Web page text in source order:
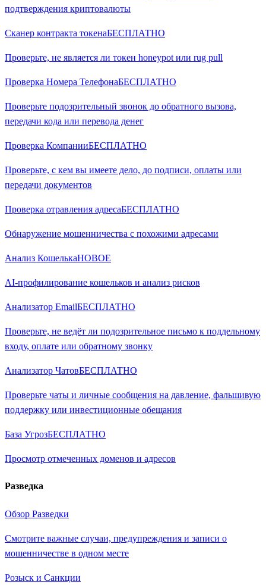
подтверждения криптовалюты
Сканер контракта токенаБЕСПЛАТНО
Проверьте, не является ли токен honeypot или rug pull
Проверка Номера ТелефонаБЕСПЛАТНО
Проверьте подозрительный звонок до обратного вызова,
передачи кода или перевода денег
Проверка КомпанииБЕСПЛАТНО
Проверьте, с кем вы имеете дело, до подписи, оплаты или
передачи документов
Проверка отравления адресаБЕСПЛАТНО
Обнаружение мошенничества с похожими адресами
Анализ КошелькаНОВОЕ
AI-профилирование кошельков и анализ рисков
Анализатор EmailБЕСПЛАТНО
Проверьте, не ведёт ли подозрительное письмо к поддельному
входу, оплате или обратному звонку
Анализатор ЧатовБЕСПЛАТНО
Проверьте чаты и личные сообщения на давление, фальшивую
поддержку или инвестиционные обещания
База УгрозБЕСПЛАТНО
Просмотр отмеченных доменов и адресов
Разведка
Обзор Разведки
Смотрите важные случаи, предупреждения и записи о
мошенничестве в одном месте
Розыск и Санкции